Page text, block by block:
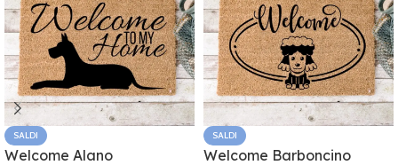
SALDI
Welcome Alano
SALDI
Welcome Barboncino